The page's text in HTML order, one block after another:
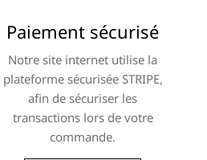
Paiement sécurisé
Notre site internet utilise la
plateforme sécurisée STRIPE,
afin de sécuriser les
transactions lors de votre
commande.